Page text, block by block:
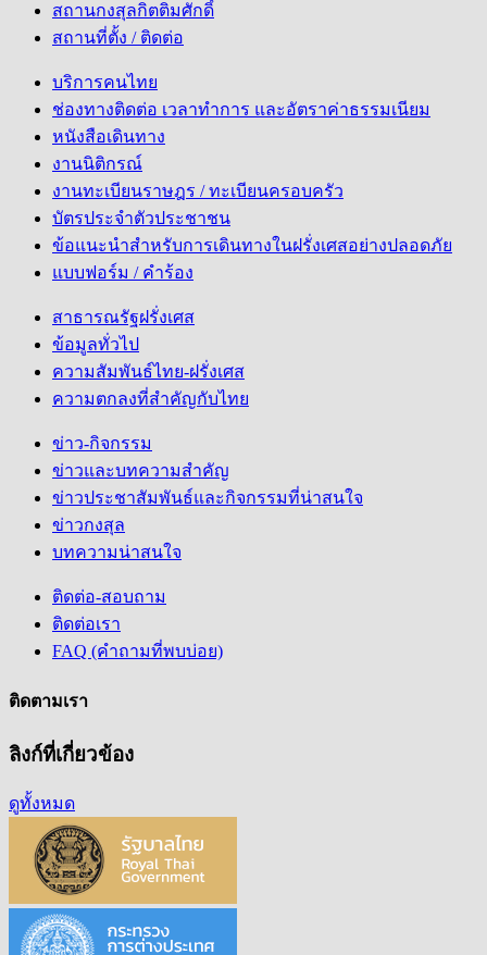
สถานกงสุลกิตติมศักดิ์
สถานที่ตั้ง / ติดต่อ
บริการคนไทย
ช่องทางติดต่อ เวลาทำการ และอัตราค่าธรรมเนียม
หนังสือเดินทาง
งานนิติกรณ์
งานทะเบียนราษฎร / ทะเบียนครอบครัว
บัตรประจำตัวประชาชน
ข้อแนะนำสำหรับการเดินทางในฝรั่งเศสอย่างปลอดภัย
แบบฟอร์ม / คำร้อง
สาธารณรัฐฝรั่งเศส
ข้อมูลทั่วไป
ความสัมพันธ์ไทย-ฝรั่งเศส
ความตกลงที่สำคัญกับไทย
ข่าว-กิจกรรม
ข่าวและบทความสำคัญ
ข่าวประชาสัมพันธ์และกิจกรรมที่น่าสนใจ
ข่าวกงสุล
บทความน่าสนใจ
ติดต่อ-สอบถาม
ติดต่อเรา
FAQ (คำถามที่พบบ่อย)
ติดตามเรา
ลิงก์ที่เกี่ยวข้อง
ดูทั้งหมด